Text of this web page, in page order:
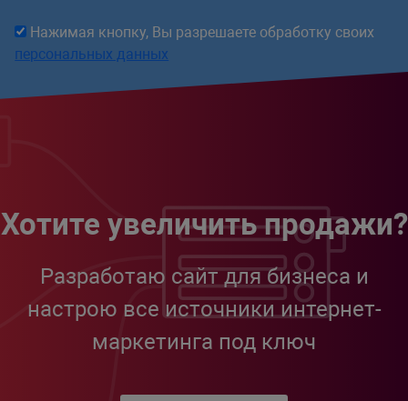
Нажимая кнопку, Вы разрешаете обработку своих
персональных данных
Хотите увеличить продажи?
Разработаю сайт для бизнеса и
настрою все источники интернет-
маркетинга под ключ